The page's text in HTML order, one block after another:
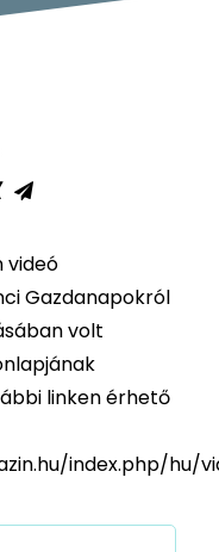
videó
Gazdanapokról
volt
linken érhető
index.php/hu/